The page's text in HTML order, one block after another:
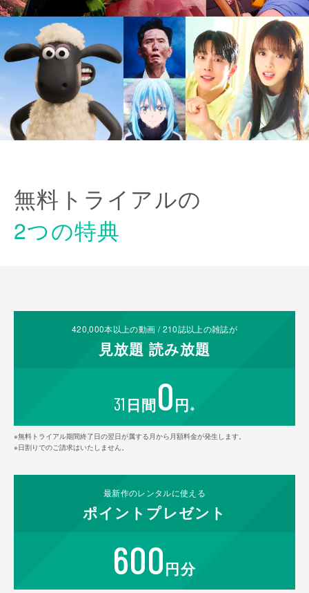
無料トライアルの
2つの特典
420,000本以上の動画 /210誌以上の雑誌が
見放題 読み放題
31 日間0円 ※
※無料トライアル期間終了日の翌日が属する月から月額料金が発生します。
※日割りでのご請求はいたしません。
最新作のレンタルに使える
ポイント プレゼント
600円分